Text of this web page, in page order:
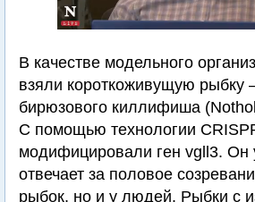
В качестве модельного
взяли короткоживущую рыбку
бирюзового киллифиша
С помощью технологии
модифицировали ген vgll3. Он
отвечает за половое
рыбок, но и у людей. Рыбки с